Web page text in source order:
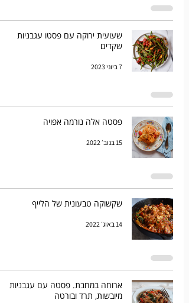
שעועית ירוקה עם פסטו עגבניות
שקדים
7 ביוני 2023
פסטה אלה נורמה אפויה
15 בנוב׳ 2022
שקשוקה טבעונית של הלייף
14 באוג׳ 2022
ארוחה במחבת. פסטה עם עגבניות
מיובשות, תרד ובורטה